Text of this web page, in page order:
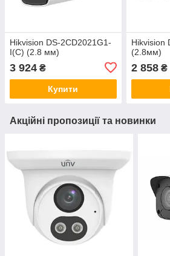
Hikvision DS-2CD2021G1-
I(C) (2.8 мм)
3 924 ₴
Купити
Hikvision
(2.8мм)
2 858₴
Акційні пропозиції та новинки